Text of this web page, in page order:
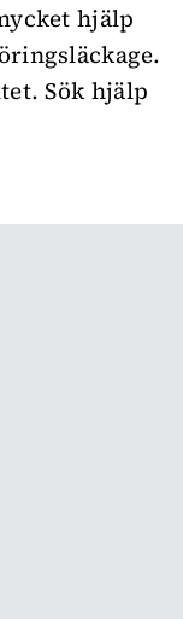
hjälp
Sök hjälp